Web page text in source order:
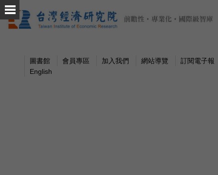
圖書館 會員專區 加入我們 網站導覽
訂閱電子報
English